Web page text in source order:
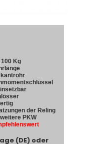
100 Kg
der Reling
PKW
(DE) oder